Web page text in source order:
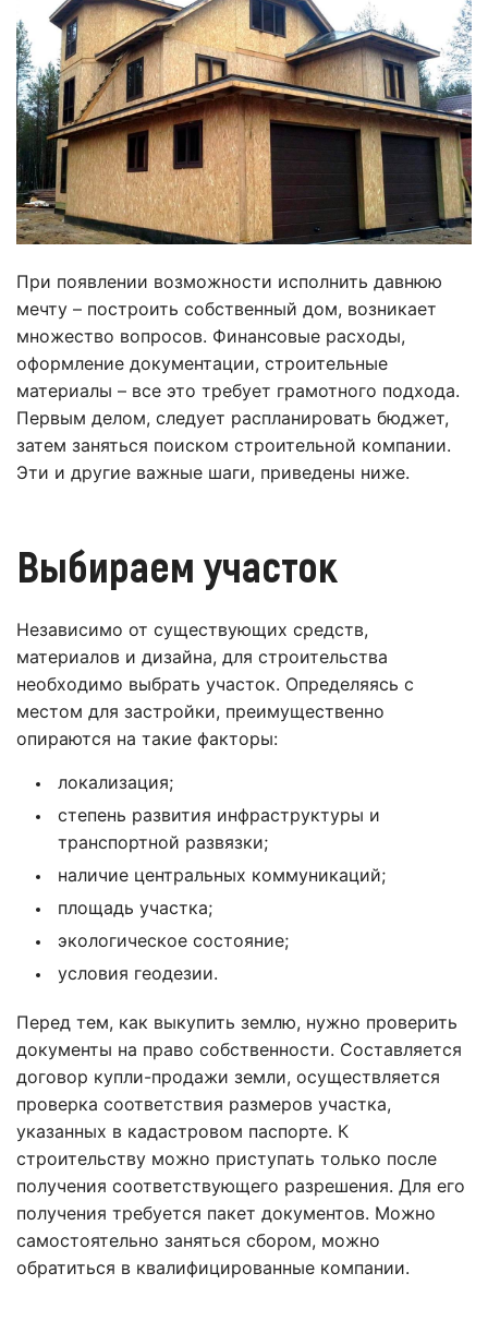
При появлении возможности исполнить давнюю
мечту – построить собственный дом, возникает
множество вопросов. Финансовые расходы,
оформление документации, строительные
материалы – все это требует грамотного подхода.
Первым делом, следует распланировать бюджет,
затем заняться поиском строительной компании.
Эти и другие важные шаги, приведены ниже.
Выбираем участок
Независимо от существующих средств,
материалов и дизайна, для строительства
необходимо выбрать участок. Определяясь с
местом для застройки, преимущественно
опираются на такие факторы:
локализация;
степень развития инфраструктуры и
транспортной развязки;
наличие центральных коммуникаций;
площадь участка;
экологическое состояние;
условия геодезии.
Перед тем, как выкупить землю, нужно проверить
документы на право собственности. Составляется
договор купли-продажи земли, осуществляется
проверка соответствия размеров участка,
указанных в кадастровом паспорте. К
строительству можно приступать только после
получения соответствующего разрешения. Для его
получения требуется пакет документов. Можно
самостоятельно заняться сбором, можно
обратиться в квалифицированные компании.